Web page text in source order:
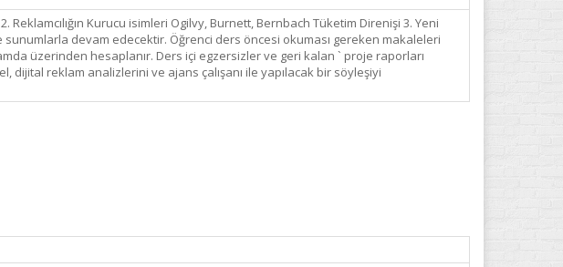
Kurucu isimleri Ogilvy, Burnett, Bernbach Tüketim Direnişi 3. Yeni
sunumlarla devam edecektir. Öğrenci ders öncesi okuması gereken makaleleri
üzerinden hesaplanır. Ders içi egzersizler ve geri kalan ` proje raporları
dijital reklam analizlerini ve ajans çalışanı ile yapılacak bir söyleşiyi